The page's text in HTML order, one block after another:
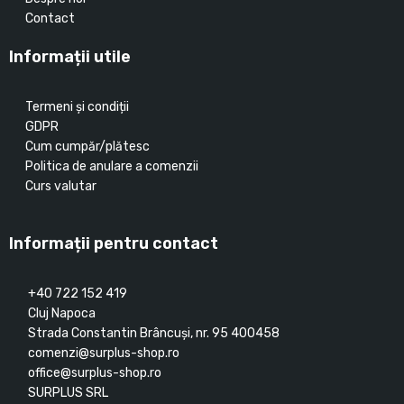
Contact
Informații utile
Termeni și condiții
GDPR
Cum cumpăr/plătesc
Politica de anulare a comenzii
Curs valutar
Informații pentru contact
+40 722 152 419
Cluj Napoca
Strada Constantin Brâncuşi, nr. 95 400458
comenzi@surplus-shop.ro
office@surplus-shop.ro
SURPLUS SRL